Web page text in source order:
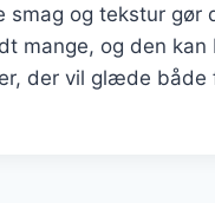
smag og tekstur gør
mange, og den kan
der vil glæde både